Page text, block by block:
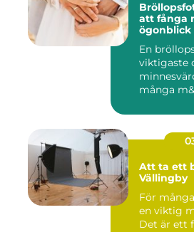
att fånga
ögonblick
En
viktigaste
många
Att ta ett
Vällingby
För
en viktig
Det är ett